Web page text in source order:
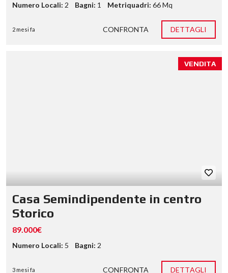
Numero Locali: 2 Bagni: 1 Metriquadri: 66 Mq
2 mesi fa CONFRONTA DETTAGLI
VENDITA
Casa Semindipendente in centro
Storico
89.000€
Numero Locali: 5 Bagni: 2
3 mesi fa CONFRONTA DETTAGLI